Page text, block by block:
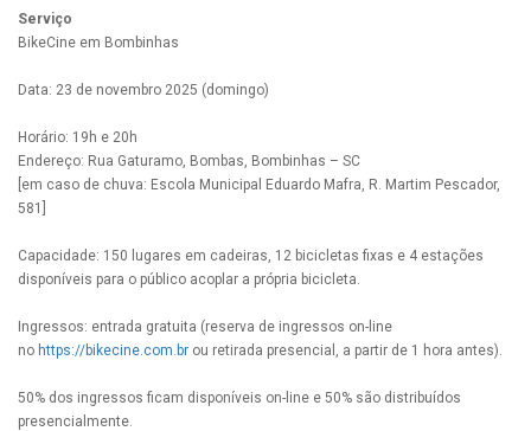
Serviço
BikeCine em Bombinhas
Data: 23 de novembro 2025 (domingo)
Horário: 19h e 20h
Endereço: Rua Gaturamo, Bombas, Bombinhas – SC
[em caso de chuva: Escola Municipal Eduardo Mafra, R. Martim Pescador,
581]
Capacidade: 150 lugares em cadeiras, 12 bicicletas fixas e 4 estações
disponíveis para o público acoplar a própria bicicleta.
Ingressos: entrada gratuita (reserva de ingressos on-line
no https://bikecine.com.br ou retirada presencial, a partir de 1 hora antes).
50% dos ingressos ficam disponíveis on-line e 50% são distribuídos
presencialmente.